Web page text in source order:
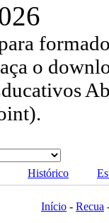
o
Histórico
Início - Recua